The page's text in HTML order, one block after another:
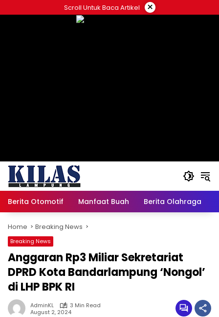
to
Scroll Untuk Baca Artikel ×
Berita Otomotif Manfaat Buah Berita Olahraga
Home Breaking News
Breaking News
Anggaran Rp3 Miliar Sekretariat
DPRD Kota Bandarlampung ‘Nongol’
di LHP BPK RI
AdminKL
3 Min Read
August 2, 2024